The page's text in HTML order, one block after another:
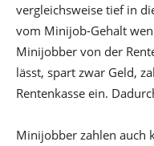
vergleichsweise tief in
vom Minijob-Gehalt
Minijobber von der
lässt, spart zwar Geld,
Rentenkasse ein.
Minijobber zahlen auch